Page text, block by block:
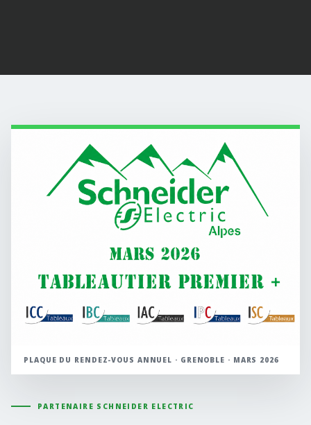
PLAQUE DU RENDEZ-VOUS ANNUEL · GRENOBLE · MARS 2026
PARTENAIRE SCHNEIDER ELECTRIC